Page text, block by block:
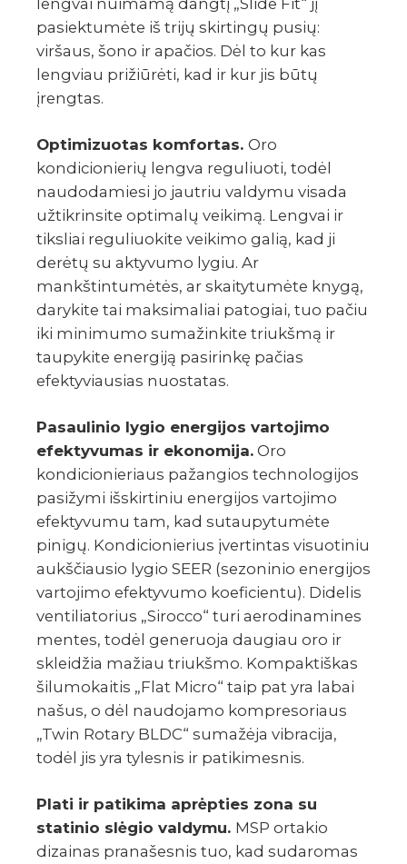
lengvai nuimamą dangtį „Slide Fit“ jį
pasiektumėte iš trijų skirtingų pusių:
viršaus, šono ir apačios. Dėl to kur kas
lengviau prižiūrėti, kad ir kur jis būtų
įrengtas.
Optimizuotas komfortas. Oro
kondicionierių lengva reguliuoti, todėl
naudodamiesi jo jautriu valdymu visada
užtikrinsite optimalų veikimą. Lengvai ir
tiksliai reguliuokite veikimo galią, kad ji
derėtų su aktyvumo lygiu. Ar
mankštintumėtės, ar skaitytumėte knygą,
darykite tai maksimaliai patogiai, tuo pačiu
iki minimumo sumažinkite triukšmą ir
taupykite energiją pasirinkę pačias
efektyviausias nuostatas.
Pasaulinio lygio energijos vartojimo
efektyvumas ir ekonomija. Oro
kondicionieriaus pažangios technologijos
pasižymi išskirtiniu energijos vartojimo
efektyvumu tam, kad sutaupytumėte
pinigų. Kondicionierius įvertintas visuotiniu
aukščiausio lygio SEER (sezoninio energijos
vartojimo efektyvumo koeficientu). Didelis
ventiliatorius „Sirocco“ turi aerodinamines
mentes, todėl generuoja daugiau oro ir
skleidžia mažiau triukšmo. Kompaktiškas
šilumokaitis „Flat Micro“ taip pat yra labai
našus, o dėl naudojamo kompresoriaus
„Twin Rotary BLDC“ sumažėja vibracija,
todėl jis yra tylesnis ir patikimesnis.
Plati ir patikima aprėpties zona su
statinio slėgio valdymu. MSP ortakio
dizainas pranašesnis tuo, kad sudaromas